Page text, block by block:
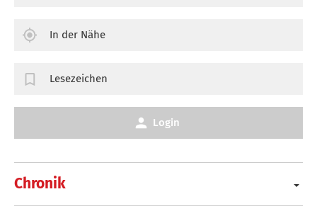
Chronik
In der Nähe
Lesezeichen
Login